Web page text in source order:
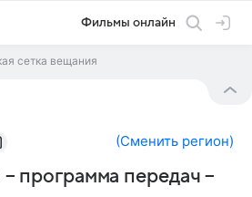
Фильмы онлайн
сетка вещания
(Сменить регион)
программа передач –